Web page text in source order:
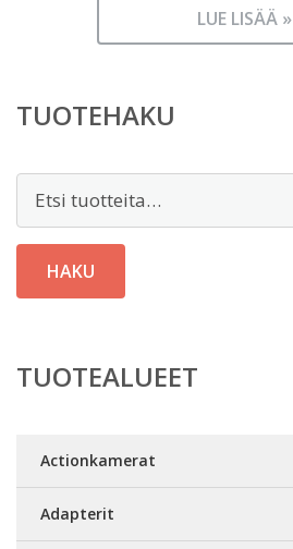
LUE LISÄÄ »
TUOTEHAKU
Etsi:
HAKU
TUOTEALUEET
Actionkamerat
Adapterit